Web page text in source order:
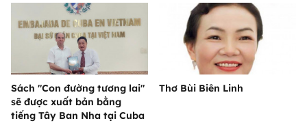
Sách "Con đường tương lai"
sẽ được xuất bản bằng
tiếng Tây Ban Nha tại Cuba
Thơ Bùi Biên Linh